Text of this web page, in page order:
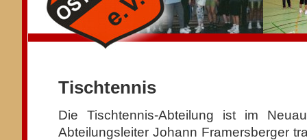
Tischtennis
Die Tischtennis-Abteilung ist im
Abteilungsleiter Johann Framersberger